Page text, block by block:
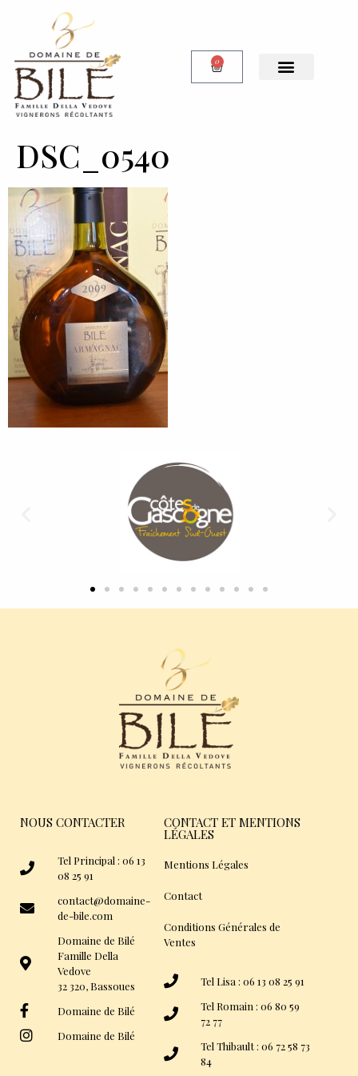
0
DSC_0540
NOUS CONTACTER
Tel Principal : 06 13
08 25 91
contact@domaine-
de-bile.com
Domaine de Bilé
Famille Della
Vedove
32 320, Bassoues
Domaine de Bilé
Domaine de Bilé
CONTACT ET MENTIONS
LÉGALES
Mentions Légales
Contact
Conditions Générales de
Ventes
Tel Lisa : 06 13 08 25 91
Tel Romain : 06 80 59
72 77
Tel Thibault : 06 72 58 73
84